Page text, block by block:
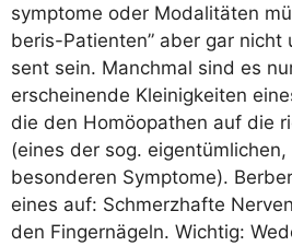
sym­pto­me oder Moda­li­tä­ten
be­ris-Pati­en­ten” aber gar
sent sein. Manch­mal sind es
erschei­nen­de Klei­nig­kei­ten
die den Homöo­pa­then auf die
(eines der sog.
beson­de­ren Sym­pto­me).
eines auf: Schmerz­haf­te
den Fin­ger­nä­geln. Wich­tig: